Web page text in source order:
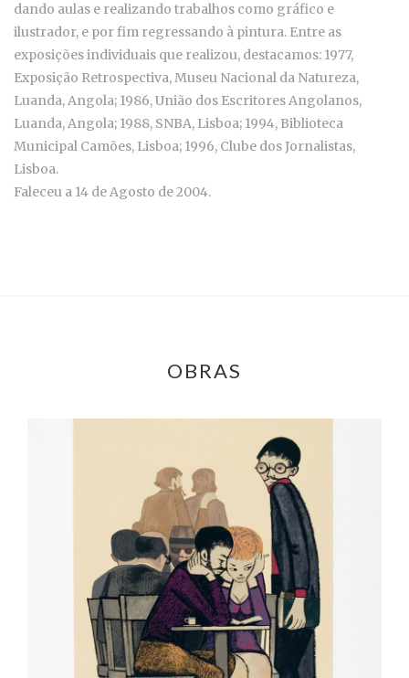
dando aulas e realizando trabalhos como gráfico e
ilustrador, e por fim regressando à pintura. Entre as
exposições individuais que realizou, destacamos: 1977,
Exposição Retrospectiva, Museu Nacional da Natureza,
Luanda, Angola; 1986, União dos Escritores Angolanos,
Luanda, Angola; 1988, SNBA, Lisboa; 1994, Biblioteca
Municipal Camões, Lisboa; 1996, Clube dos Jornalistas,
Lisboa.
Faleceu a 14 de Agosto de 2004.
OBRAS